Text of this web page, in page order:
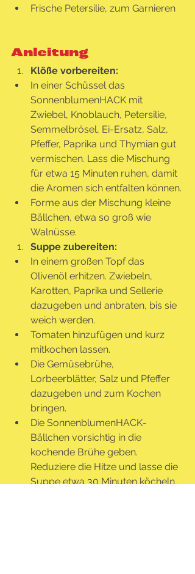
Frische Petersilie, zum Garnieren
Anleitung
Klöße vorbereiten:
In einer Schüssel das
SonnenblumenHACK mit
Zwiebel, Knoblauch, Petersilie,
Semmelbrösel, Ei-Ersatz, Salz,
Pfeffer, Paprika und Thymian gut
vermischen. Lass die Mischung
für etwa 15 Minuten ruhen, damit
die Aromen sich entfalten können.
Forme aus der Mischung kleine
Bällchen, etwa so groß wie
Walnüsse.
Suppe zubereiten:
In einem großen Topf das
Olivenöl erhitzen. Zwiebeln,
Karotten, Paprika und Sellerie
dazugeben und anbraten, bis sie
weich werden.
Tomaten hinzufügen und kurz
mitkochen lassen.
Die Gemüsebrühe,
Lorbeerblätter, Salz und Pfeffer
dazugeben und zum Kochen
bringen.
Die SonnenblumenHACK-
Bällchen vorsichtig in die
kochende Brühe geben.
Reduziere die Hitze und lasse die
Suppe etwa 30 Minuten köcheln,